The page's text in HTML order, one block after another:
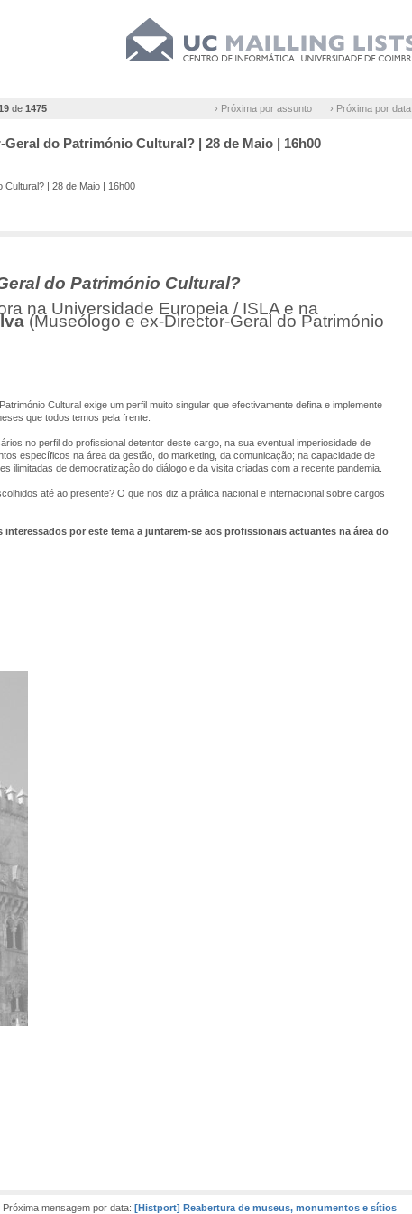
de 1475 › Próxima por assunto › Próxima por data
do Património Cultural? | 28 de Maio | 16h00
| 28 de Maio | 16h00
do Património Cultural?
na Universidade Europeia / ISLA e na
(Museólogo e ex-Director-Geral do Património
Cultural exige um perfil muito singular que efectivamente defina e implemente
que todos temos pela frente.
no perfil do profissional detentor deste cargo, na sua eventual imperiosidade de
específicos na área da gestão, do marketing, da comunicação; na capacidade de
ilimitadas de democratização do diálogo e da visita criadas com a recente pandemia.
até ao presente? O que nos diz a prática nacional e internacional sobre cargos
por este tema a juntarem-se aos profissionais actuantes na área do
Próxima mensagem por data: [Histport] Reabertura de museus, monumentos e sítios